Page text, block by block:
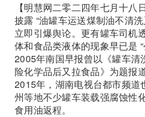
【明慧网二零二四年七月十八
披露 “油罐车运送煤制油不清
立即引爆舆论。更有罐车司机
体和食品类液体的现象早已是 “
2005年南国早报曾以《罐车清
险化学品后又拉食品》为题报
2015年，湖南电视台都市频道
州等地不少罐车装载强腐蚀性
食用油返程。